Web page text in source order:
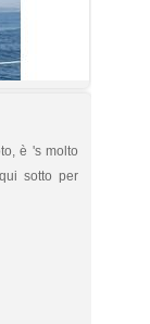
è 's molto
sotto per